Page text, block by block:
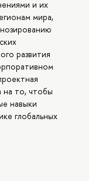
и их
мира,
развития
на то, чтобы
навыки
глобальных